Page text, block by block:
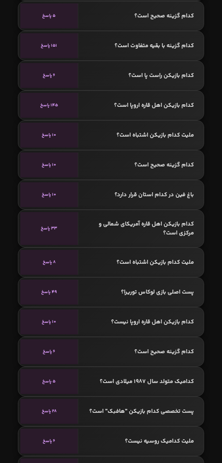
کدام گزینه صحیح است؟ 5 پاسخ
کدام گزینه با بقیه متفاوت است؟ 151 پاسخ
کدام بازیکن راست پا است؟ 6 پاسخ
کدام بازیکن اهل قاره اروپا است؟ 145 پاسخ
ملیت کدام بازیکن اشتباه است؟ 10 پاسخ
کدام گزینه صحیح است؟ 10 پاسخ
باغ فین در کدام استان قرار دارد؟ 10 پاسخ
کدام بازیکن اهل قاره آمریکای شمالی و
مرکزی است؟
33 پاسخ
ملیت کدام بازیکن اشتباه است؟ 8 پاسخ
پست اصلی بازی لوکاس توریرا؟ 49 پاسخ
کدام بازیکن اهل قاره اروپا نیست؟ 10 پاسخ
کدام گزینه صحیح است؟ 6 پاسخ
کدامیک متولد سال 1987 میلادی است؟ 5 پاسخ
پست تخصصی کدام بازیکن "هافبک" است؟ 28 پاسخ
ملیت کدامیک روسیه نیست؟ 6 پاسخ